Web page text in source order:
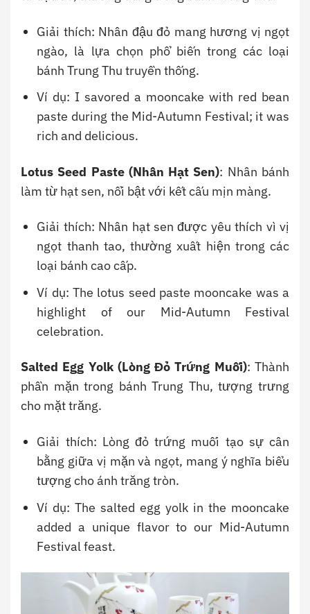
Giải thích: Nhân đậu đỏ mang hương vị ngọt
ngào, là lựa chọn phổ biến trong các loại
bánh Trung Thu truyền thống.
Ví dụ: I savored a mooncake with red bean
paste during the Mid-Autumn Festival; it was
rich and delicious.
Lotus Seed Paste (Nhân Hạt Sen): Nhân bánh
làm từ hạt sen, nổi bật với kết cấu mịn màng.
Giải thích: Nhân hạt sen được yêu thích vì vị
ngọt thanh tao, thường xuất hiện trong các
loại bánh cao cấp.
Ví dụ: The lotus seed paste mooncake was a
highlight of our Mid-Autumn Festival
celebration.
Salted Egg Yolk (Lòng Đỏ Trứng Muối): Thành
phần mặn trong bánh Trung Thu, tượng trưng
cho mặt trăng.
Giải thích: Lòng đỏ trứng muối tạo sự cân
bằng giữa vị mặn và ngọt, mang ý nghĩa biểu
tượng cho ánh trăng tròn.
Ví dụ: The salted egg yolk in the mooncake
added a unique flavor to our Mid-Autumn
Festival feast.